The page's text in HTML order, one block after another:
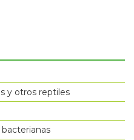
y otros reptiles